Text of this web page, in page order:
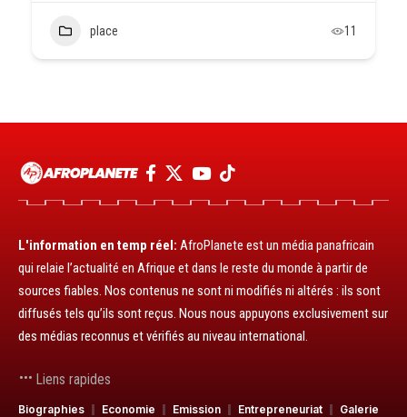
place 11
L'information en temp réel: AfroPlanete est un média panafricain
qui relaie l’actualité en Afrique et dans le reste du monde à partir de
sources fiables. Nos contenus ne sont ni modifiés ni altérés : ils sont
diffusés tels qu’ils sont reçus. Nous nous appuyons exclusivement sur
des médias reconnus et vérifiés au niveau international.
Liens rapides
Biographies Economie Emission Entrepreneuriat Galerie